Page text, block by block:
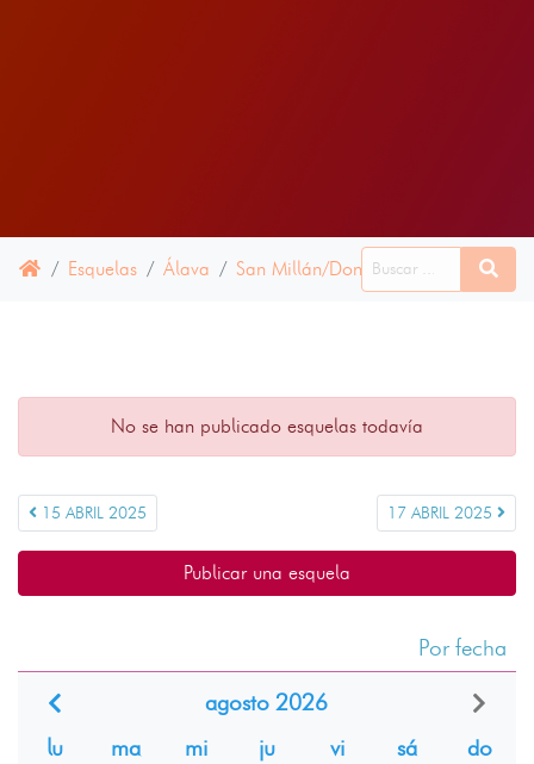
Esquelas Álava San Millán/Donemiliaga 16
No se han publicado esquelas todavía
15 ABRIL 2025 17 ABRIL 2025
Publicar una esquela
Por fecha
agosto 2026
lu
ma mi ju vi sá
do